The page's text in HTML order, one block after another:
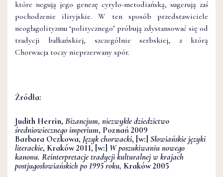
które negują jego genezę cyrylo-metodiańską, sugerują zaś
pochodzenie iliryjskie. W ten sposób przedstawiciele
neogłagolityzmu ‘politycznego’ próbują zdystansować się od
tradycji bałkańskiej, szczególnie serbskiej, z którą
Chorwacja toczy nieprzerwany spór.
Źródła:
Judith Herrin, Bizancjum, niezwykłe dziedzictwo
średniowiecznego imperium, Poznań 2009
Barbara Oczkowa, Język chorwacki, [w:] Słowiańskie języki
literackie, Kraków 2011, [w:] W poszukiwaniu nowego
kanonu. Reinterpretacje tradycji kulturalnej w krajach
postjugosłowiańskich po 1995 roku, Kraków 2005